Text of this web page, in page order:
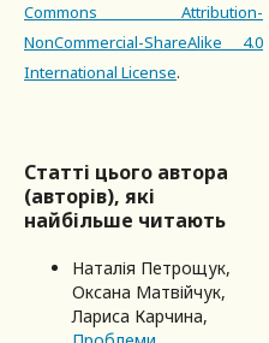
Commons Attribution-
NonCommercial-ShareAlike 4.0
International License.
Статті цього автора
(авторів), які
найбільше читають
Наталія Петрощук,
Оксана Матвійчук,
Лариса Карчина,